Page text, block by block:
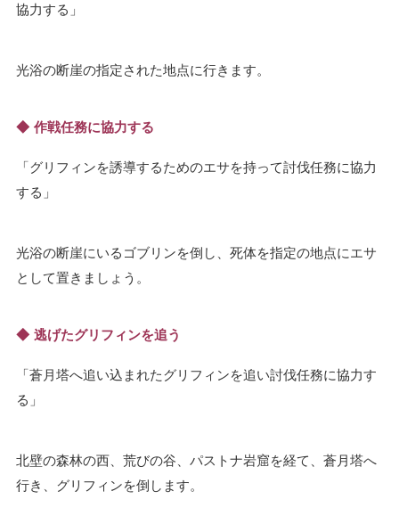
協力する
光浴の断崖の指定された地点に行きます。
作戦任務に協力する
グリフィンを誘導するためのエサを持って討伐任務に協力
する
光浴の断崖にいるゴブリンを倒し、死体を指定の地点にエサ
として置きましょう。
逃げたグリフィンを追う
蒼月塔へ追い込まれたグリフィンを追い討伐任務に協力す
る
北壁の森林の西、荒びの谷、パストナ岩窟を経て、蒼月塔へ
行き、グリフィンを倒します。